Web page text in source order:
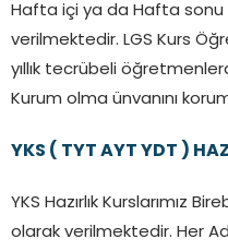
Hafta içi ya da Hafta
verilmektedir. LGS Kurs
yıllık tecrübeli
Kurum olma ünvanını
YKS ( TYT AYT YDT )
YKS Hazırlık Kurslarımız
olarak verilmektedir. Her